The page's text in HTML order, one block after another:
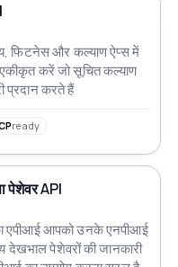
फिटनेस और कल्याण ऐप्स में
करें जो सूचित कल्याण
प्रदान करते हैं
ready
पेशेवर API
एपीआई आपको उनके एनपीआई
देखभाल पेशेवरों की जानकारी